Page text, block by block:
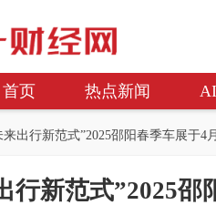
首页 热点新闻
来出行新范式”2025邵阳春季车展于4
行新范式”2025邵